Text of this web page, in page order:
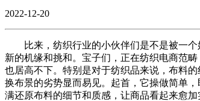
2022-12-20
比来，纺织行业的小伙伴们是不是被一个
新的机缘和挑和。宝子们，正在纺织电商范
也居高不下。特别是对于纺织品来说，布料
换布景的劣势显而易见。起首，它操做简单
满还原布料的细节和质感，让商品看起来愈